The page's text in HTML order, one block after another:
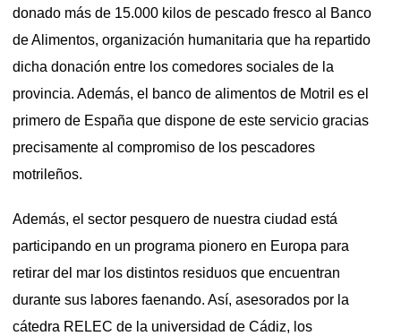
donado más de 15.000 kilos de pescado fresco al Banco
de Alimentos, organización humanitaria que ha repartido
dicha donación entre los comedores sociales de la
provincia. Además, el banco de alimentos de Motril es el
primero de España que dispone de este servicio gracias
precisamente al compromiso de los pescadores
motrileños.
Además, el sector pesquero de nuestra ciudad está
participando en un programa pionero en Europa para
retirar del mar los distintos residuos que encuentran
durante sus labores faenando. Así, asesorados por la
cátedra RELEC de la universidad de Cádiz, los